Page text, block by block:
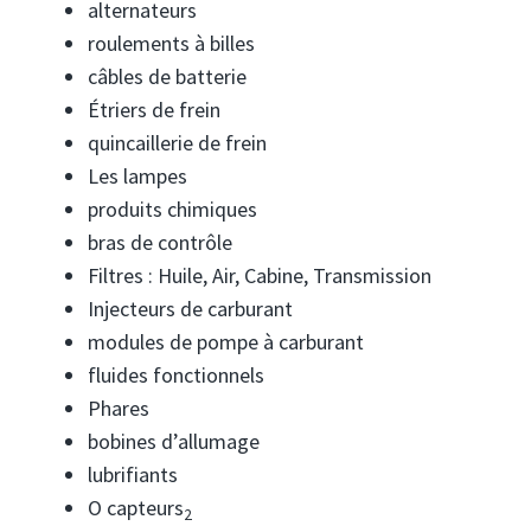
alternateurs
roulements à billes
câbles de batterie
Étriers de frein
quincaillerie de frein
Les lampes
produits chimiques
bras de contrôle
Filtres : Huile, Air, Cabine, Transmission
Injecteurs de carburant
modules de pompe à carburant
fluides fonctionnels
Phares
bobines d’allumage
lubrifiants
O capteurs2